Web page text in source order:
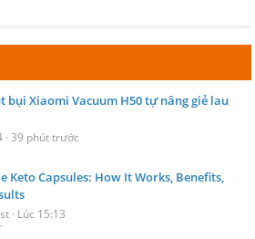
bụi Xiaomi Vacuum H50 tự nâng giẻ lau
39 phút trước
Keto Capsules: How It Works, Benefits,
Lúc 15:13